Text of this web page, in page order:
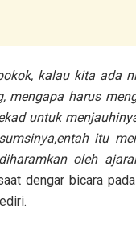
kalau kita ada
mengapa harus
untuk
itu
oleh
dengar bicara